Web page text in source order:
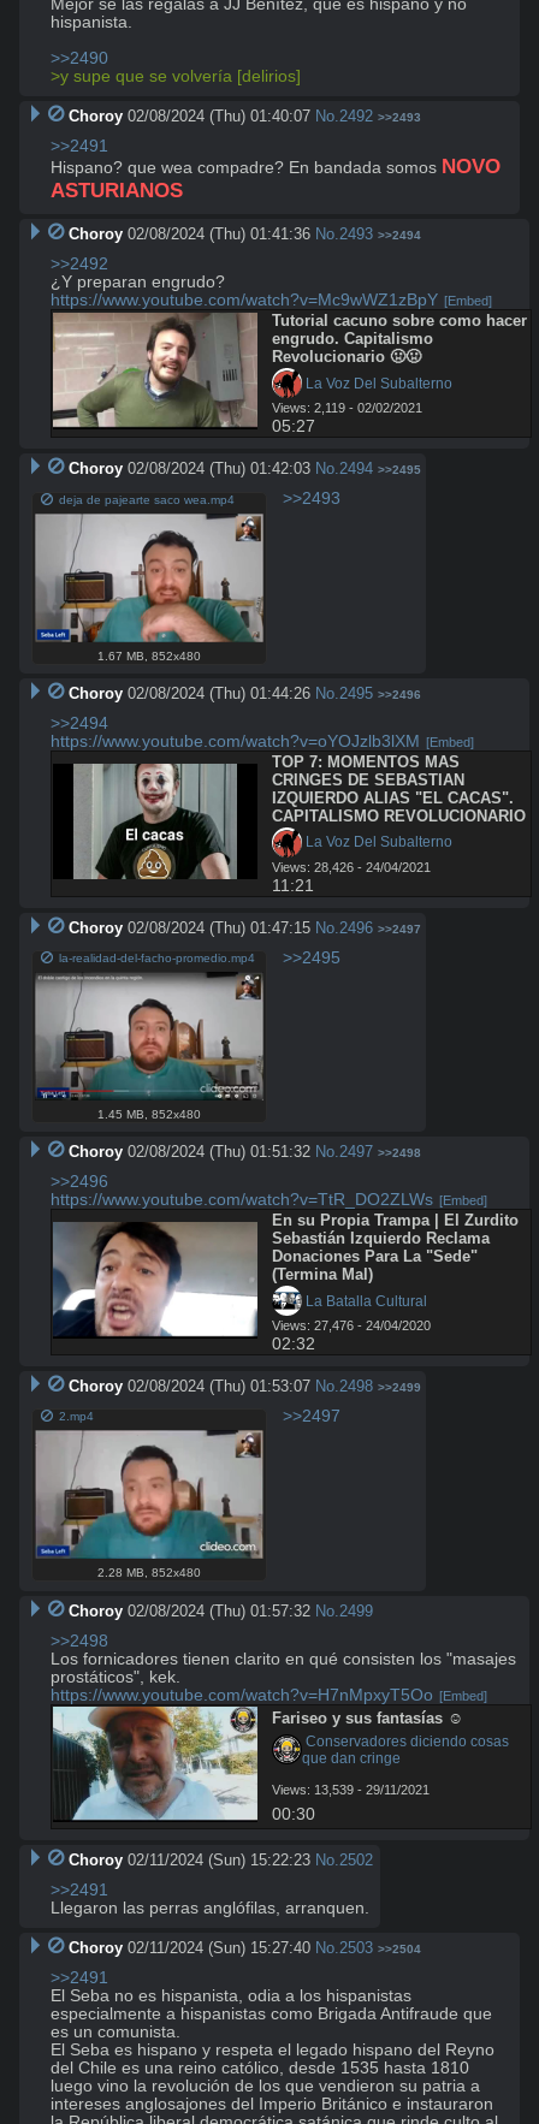
Mejor se las regalas a JJ Benítez, que es hispano y no
hispanista.
>>2490
>y supe que se volvería [delirios]
Choroy 02/08/2024 (Thu) 01:40:07 No.2492 >>2493
>>2491
Hispano? que wea compadre? En bandada somos NOVO
ASTURIANOS
Choroy 02/08/2024 (Thu) 01:41:36 No.2493 >>2494
>>2492
https://www.youtube.com/watch?v=Mc9wWZ1zBpY [Embed]
Tutorial cacuno sobre como hacer
engrudo. Capitalismo
Revolucionario 🤢🤢
La Voz Del Subalterno
Views: 2,119 - 02/02/2021
05:27
Choroy 02/08/2024 (Thu) 01:42:03 No.2494 >>2495
deja de pajearte saco wea.mp4
1.67 MB ,852x480
>>2493
Choroy 02/08/2024 (Thu) 01:44:26 No. 2495 >>2496
>>2494
https://www.youtube.com/watch?v=oYOJzlb3lXM
[Embed]
TOP 7: MOMENTOS MAS
CRINGES DE SEBASTIAN
IZQUIERDO ALIAS "EL CACAS".
CAPITALISMO REVOLUCIONARIO
La Voz Del Subalterno
Views: 28,426 - 24/04/2021
11:21
Choroy 02/08/2024 (Thu) 01:47:15 No. 2496 >>2497
la-realidad-del-facho-promedio.mp4
1.45 MB ,852x480
>>2495
Choroy 02/08/2024 (Thu) 01:51:32 No.2497 >>2498
>>2496
https://www.youtube.com/watch?v=TtR_DO2ZLWs [Embed]
En su Propia Trampa | El Zurdito
Sebastián Izquierdo Reclama
Donaciones Para La "Sede"
(Termina Mal)
La Batalla Cultural
Views: 27,476 - 24/04/2020
02:32
Choroy 02/08/2024 (Thu) 01:53:07 No.2498 >>2499
2.mp4
2.28 MB,852x480
>>2497
Choroy 02/08/2024 (Thu) 01:57:32 No. 2499
>>2498
Los fornicadores tienen clarito en qué consisten los "masajes
https://www.youtube.com/watch?v=H7nMpxyT5Oo [Embed]
Fariseo y sus fantasías ☺️
que dan cringe
Views: 13,539 - 29/11/2021
00:30
Choroy 02/11/2024 (Sun) 15:22:23 No. 2502
>>2491
Llegaron las perras anglófilas, arranquen.
Choroy 02/11/2024 (Sun) 15:27:40 No. 2503 >>2504
>>2491
El Seba no es hispanista, odia a los hispanistas
especialmente a hispanistas como Brigada Antifraude que
es un comunista.
El Seba es hispano y respeta el legado hispano del Reyno
del Chile es una reino católico, desde 1535 hasta 1810
luego vino la revolución de los que vendieron su patria a
intereses anglosajones del Imperio Británico e instauraron